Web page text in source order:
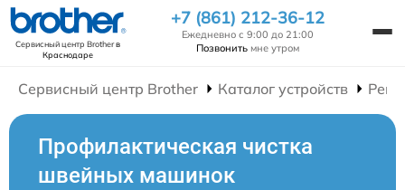
Сервисный центр Brotherв
Краснодаре
+7 (861) 212-36-12
Ежедневно с 9:00 до 21:00
Позвонить мне утром
Сервисный центр Brother Каталог устройств
Профилактическая чистка
швейных машинок